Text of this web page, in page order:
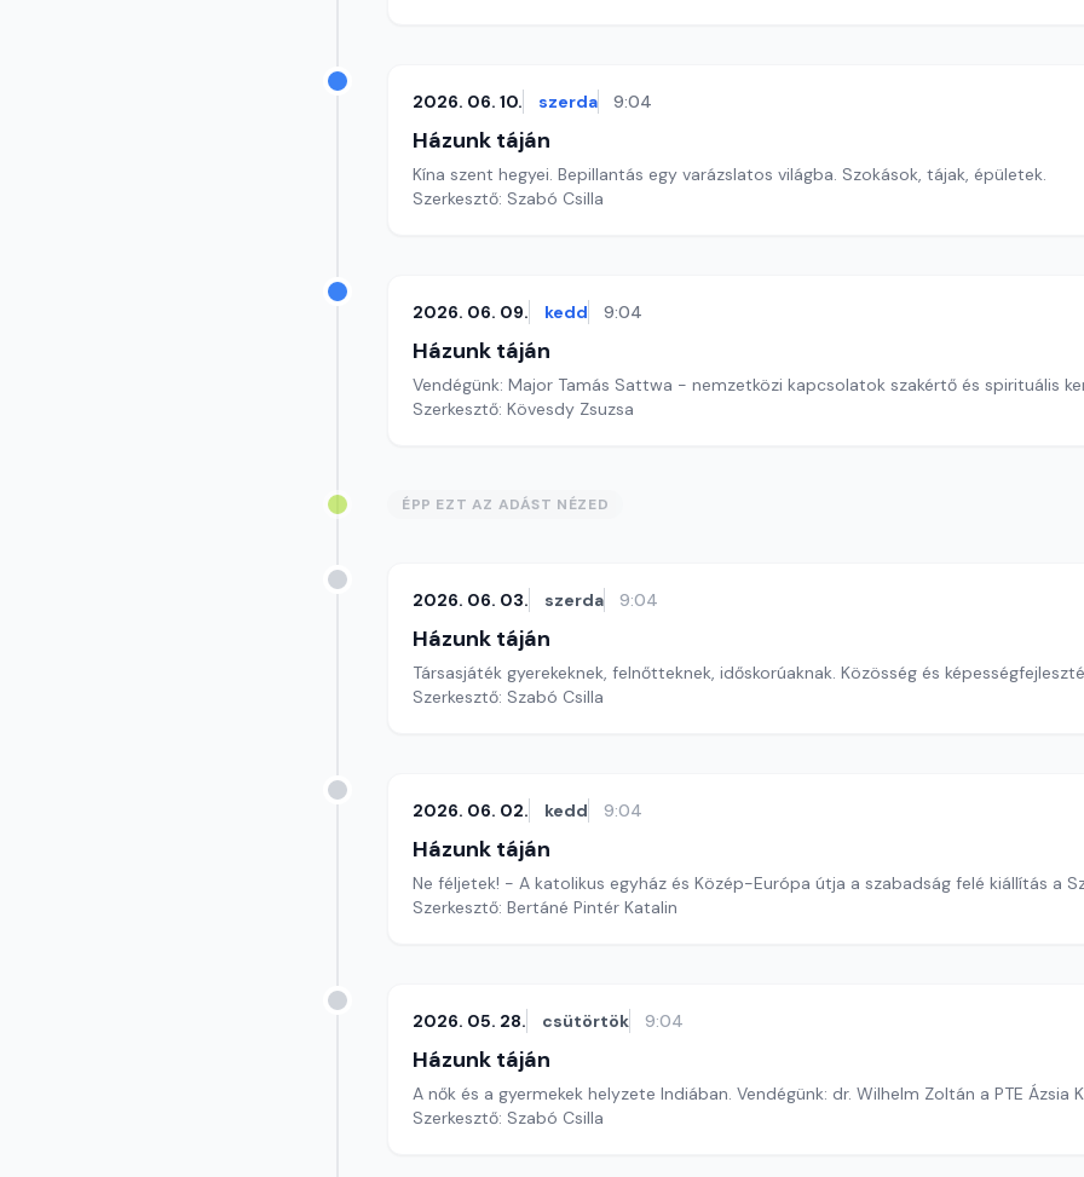
2026. 06. 10. szerda 9:04
Házunk táján
Kína szent hegyei. Bepillantás egy varázslatos világba. Szokások, tájak, épületek.
Szerkesztő: Szabó Csilla
2026. 06. 09. kedd 9:04
Házunk táján
Vendégünk: Major Tamás Sattwa - nemzetközi kapcsolatok szakértő és spirituális
Szerkesztő: Kövesdy Zsuzsa
ÉPP EZT AZ ADÁST NÉZED
2026. 06. 03. szerda 9:04
Házunk táján
Társasjáték gyerekeknek, felnőtteknek, időskorúaknak. Közösség és
Szerkesztő: Szabó Csilla
2026. 06. 02. kedd 9:04
Házunk táján
Ne féljetek! - A katolikus egyház és Közép-Európa útja a szabadság felé kiállítás a
Szerkesztő: Bertáné Pintér Katalin
2026. 05. 28. csütörtök 9:04
Házunk táján
A nők és a gyermekek helyzete Indiában. Vendégünk: dr. Wilhelm Zoltán a PTE Ázsia
Szerkesztő: Szabó Csilla